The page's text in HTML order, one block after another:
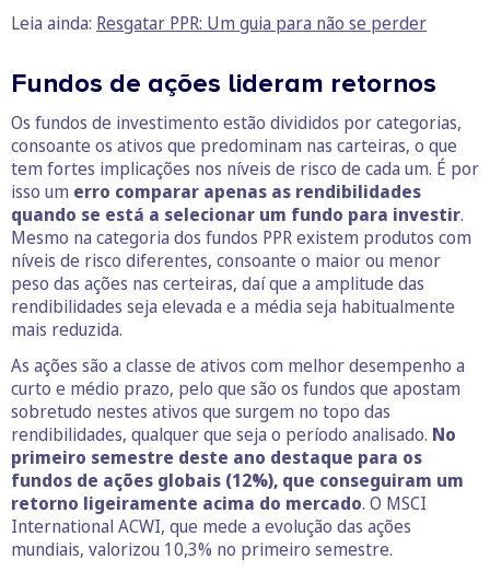
Leia ainda: Resgatar PPR: Um guia para não se perder
Fundos de ações lideram retornos
Os fundos de investimento estão divididos por categorias,
consoante os ativos que predominam nas carteiras, o que
tem fortes implicações nos níveis de risco de cada um. É por
isso um erro comparar apenas as rendibilidades
quando se está a selecionar um fundo para investir.
Mesmo na categoria dos fundos PPR existem produtos com
níveis de risco diferentes, consoante o maior ou menor
peso das ações nas certeiras, daí que a amplitude das
rendibilidades seja elevada e a média seja habitualmente
mais reduzida.
As ações são a classe de ativos com melhor desempenho a
curto e médio prazo, pelo que são os fundos que apostam
sobretudo nestes ativos que surgem no topo das
rendibilidades, qualquer que seja o período analisado. No
primeiro semestre deste ano destaque para os
fundos de ações globais (12%), que conseguiram um
retorno ligeiramente acima do mercado. O MSCI
International ACWI, que mede a evolução das ações
mundiais, valorizou 10,3% no primeiro semestre.